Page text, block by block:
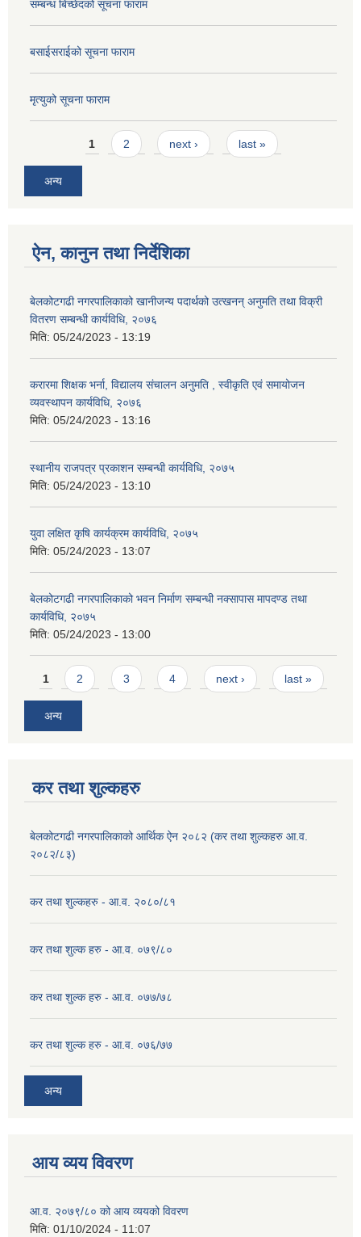
सम्बन्ध बिच्छेदको सूचना फाराम
बसाईसराईको सूचना फाराम
मृत्युको सूचना फाराम
Pages1 2 next › last »
अन्य
ऐन, कानुन तथा निर्देशिका
बेलकोटगढी नगरपालिकाको खानीजन्य पदार्थको उत्खनन् अनुमति तथा विक्री
वितरण सम्बन्धी कार्यविधि, २०७६
मिति: 05/24/2023 - 13:19
करारमा शिक्षक भर्ना, विद्यालय संचालन अनुमति , स्वीकृति एवं समायोजन
व्यवस्थापन कार्यविधि, २०७६
मिति: 05/24/2023 - 13:16
स्थानीय राजपत्र प्रकाशन सम्बन्धी कार्यविधि, २०७५
मिति: 05/24/2023 - 13:10
युवा लक्षित कृषि कार्यक्रम कार्यविधि, २०७५
मिति: 05/24/2023 - 13:07
बेलकोटगढी नगरपालिकाको भवन निर्माण सम्बन्धी नक्सापास मापदण्ड तथा
कार्यविधि, २०७५
मिति: 05/24/2023 - 13:00
Pages
1 2 3 4 next › last »
अन्य
कर तथा शुल्कहरु
बेलकोटगढी नगरपालिकाको आर्थिक ऐन २०८२ (कर तथा शुल्कहरु आ.व.
२०८२/८३)
कर तथा शुल्कहरु - आ.व. २०८०/८१
कर तथा शुल्क हरु - आ.व. ०७९/८०
कर तथा शुल्क हरु - आ.व. ०७७/७८
कर तथा शुल्क हरु - आ.व. ०७६/७७
अन्य
आय व्यय विवरण
आ.व. २०७९/८० को आय व्ययको विवरण
मिति: 01/10/2024 - 11:07